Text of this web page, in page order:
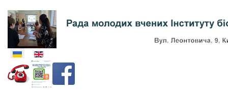
Оберіть свою мову